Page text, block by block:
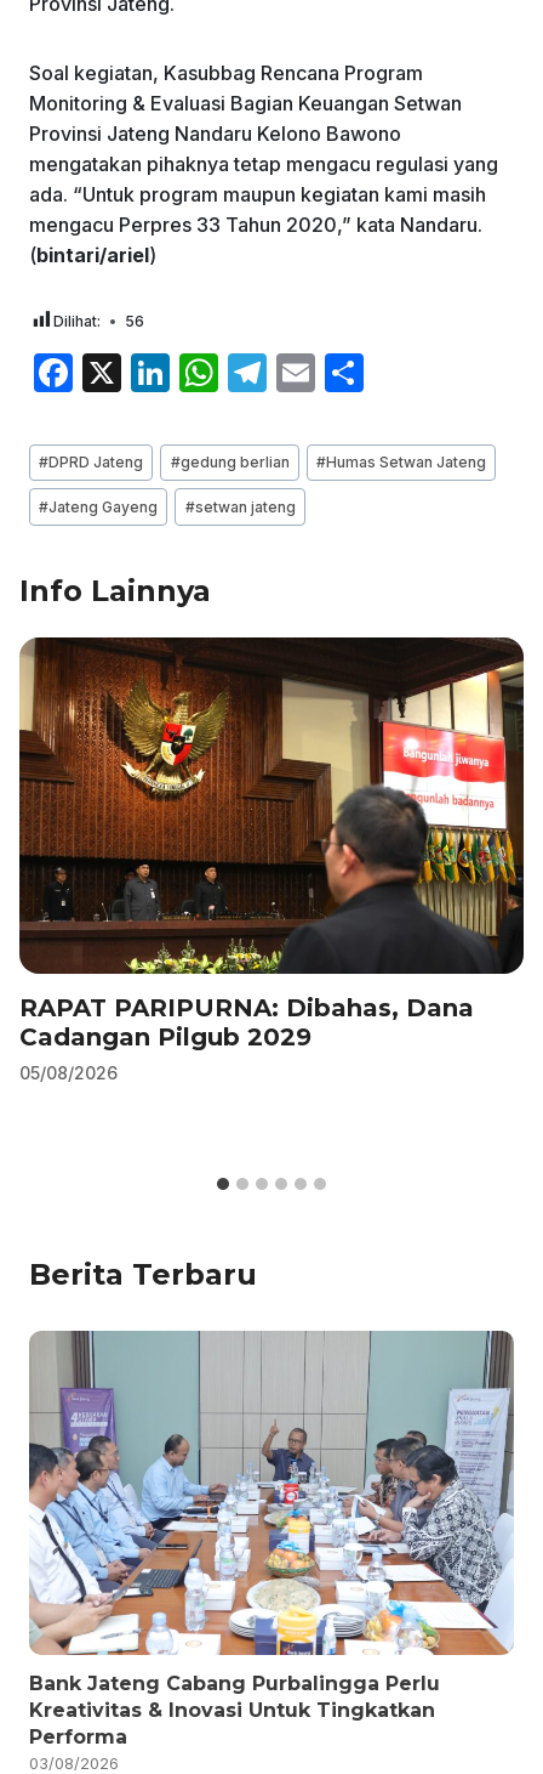
Soal kegiatan, Kasubbag Rencana Program
Monitoring & Evaluasi Bagian Keuangan Setwan
Provinsi Jateng Nandaru Kelono Bawono
mengatakan pihaknya tetap mengacu regulasi yang
ada. “Untuk program maupun kegiatan kami masih
mengacu Perpres 33 Tahun 2020,” kata Nandaru.
(bintari/ariel)
Dilihat: 56
F
c
e
b
o
k
X
Li
k
e
dI
W
at
s
A
T
e
gr
a
E
ai
l
ar
e
Post
Tags:
#DPRD Jateng #gedung berlian #Humas Setwan Jateng
#Jateng Gayeng #setwan jateng
Info Lainnya
RAPAT PARIPURNA: Dibahas, Dana
Cadangan Pilgub 2029
05/08/2026
Berita Terbaru
Bank Jateng Cabang Purbalingga Perlu
Kreativitas & Inovasi Untuk Tingkatkan
Performa
03/08/2026